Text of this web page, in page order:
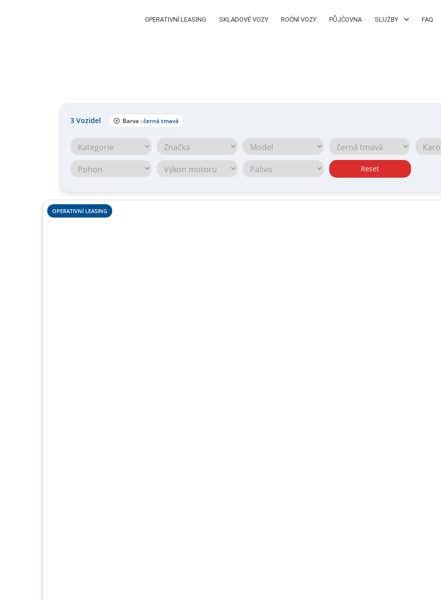
OPERATIVNÍ LEASING SKLADOVÉ VOZY ROČNÍ VOZY PŮJČOVNA SLUŽBY FAQ
3 Vozidel Barva :černá tmavá
Reset
OPERATIVNÍ LEASING